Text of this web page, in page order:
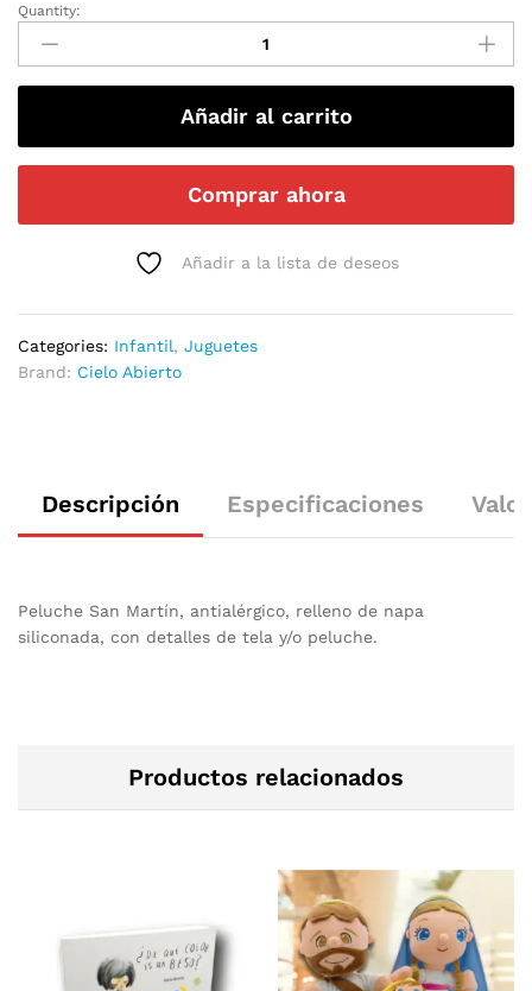
Quantity:
Añadir al carrito
Comprar ahora
Añadir a la lista de deseos
Categories: Infantil, Juguetes
Brand: Cielo Abierto
Descripción Especificaciones
Peluche San Martín, antialérgico, relleno de napa
siliconada, con detalles de tela y/o peluche.
Productos relacionados